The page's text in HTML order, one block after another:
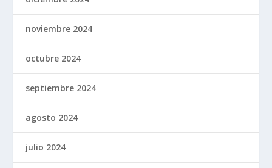
noviembre 2024
octubre 2024
septiembre 2024
agosto 2024
julio 2024